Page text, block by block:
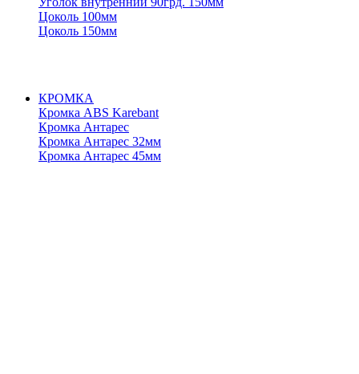
Цоколь 100мм
Цоколь 150мм
КРОМКА
Кромка ABS Karebant
Кромка Антарес
Кромка Антарес 32мм
Кромка Антарес 45мм